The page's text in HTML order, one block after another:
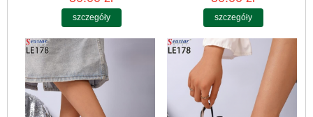
szczegóły szczegóły